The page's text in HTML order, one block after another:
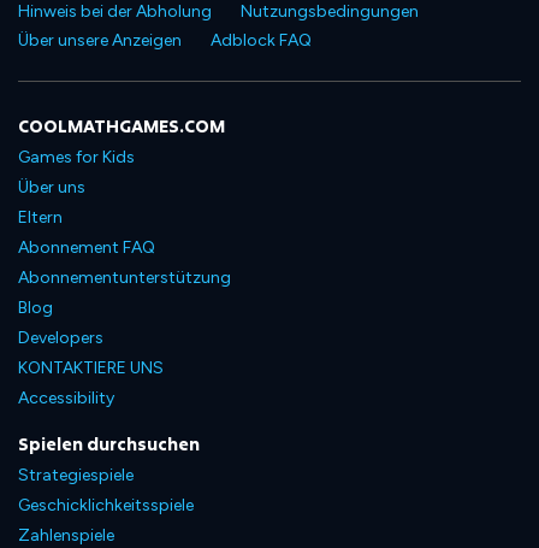
Hinweis bei der Abholung
Nutzungsbedingungen
Über unsere Anzeigen
Adblock FAQ
COOLMATHGAMES.COM
Games for Kids
Über uns
Eltern
Abonnement FAQ
Abonnementunterstützung
Blog
Developers
KONTAKTIERE UNS
Accessibility
Spielen durchsuchen
Strategiespiele
Geschicklichkeitsspiele
Zahlenspiele